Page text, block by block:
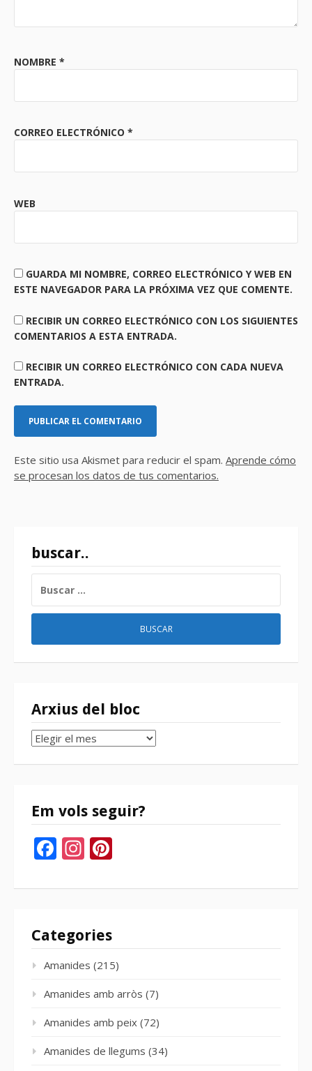
NOMBRE *
CORREO ELECTRÓNICO *
WEB
GUARDA MI NOMBRE, CORREO ELECTRÓNICO Y WEB EN
ESTE NAVEGADOR PARA LA PRÓXIMA VEZ QUE COMENTE.
RECIBIR UN CORREO ELECTRÓNICO CON LOS SIGUIENTES
COMENTARIOS A ESTA ENTRADA.
RECIBIR UN CORREO ELECTRÓNICO CON CADA NUEVA
ENTRADA.
Este sitio usa Akismet para reducir el spam. Aprende cómo
se procesan los datos de tus comentarios.
buscar..
Arxius del bloc
Arxius
bloc
Em vols seguir?
Facebook
Instagram
Categories
Amanides (215)
Amanides amb arròs (7)
Amanides amb peix (72)
Amanides de llegums (34)